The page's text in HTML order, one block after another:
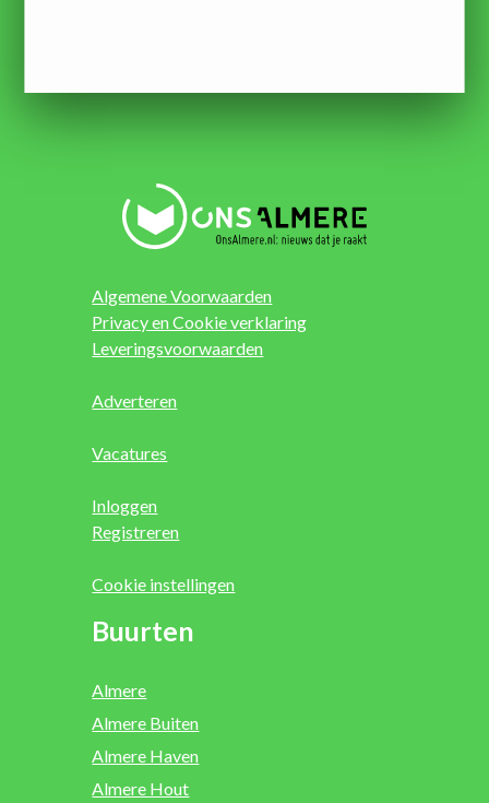
Algemene Voorwaarden
Privacy en Cookie verklaring
Leveringsvoorwaarden
Adverteren
Vacatures
Inloggen
Registreren
Cookie instellingen
Buurten
Almere
Almere Buiten
Almere Haven
Almere Hout